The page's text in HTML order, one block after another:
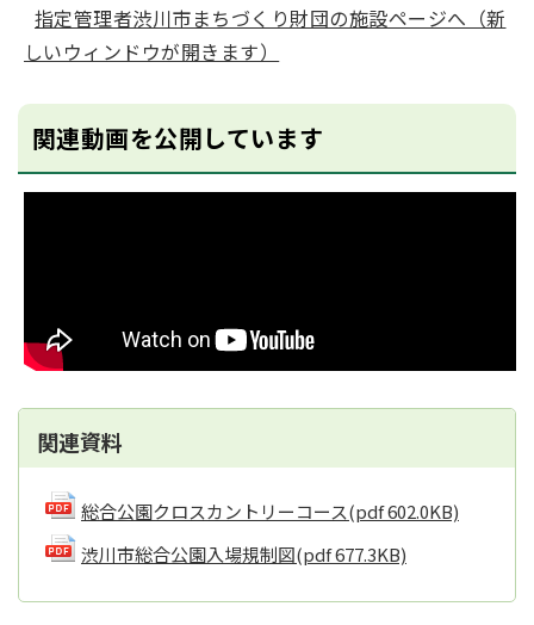
指定管理者渋川市まちづくり財団の施設ページへ（新
しいウィンドウが開きます）
関連動画を公開しています
関連資料
総合公園クロスカントリーコース(pdf 602.0KB)
渋川市総合公園入場規制図(pdf 677.3KB)